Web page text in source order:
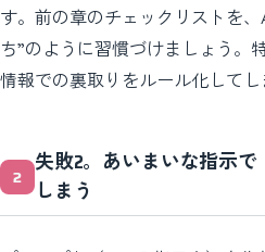
す。前の章のチェックリストを
ち”のように習慣づけましょう。
情報での裏取りをルール化してし
失敗2。あいまいな指示
しまう